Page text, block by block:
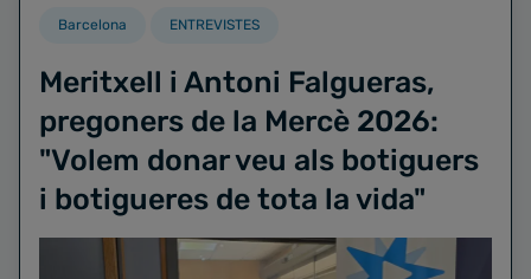
Barcelona ENTREVISTES
Meritxell i Antoni Falgueras,
pregoners de la Mercè 2026:
"Volem donar veu als botiguers
i botigueres de tota la vida"